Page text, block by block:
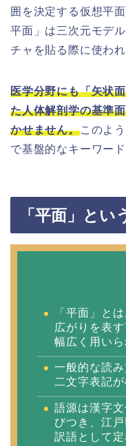
囲を決定する仮想平
平面」は三次元モデ
チャを貼る際に使われ
医学分野にも「矢状
た人体解剖学の基準
かせません。このよ
で基盤的なキーワー
「平面」と
「平面」と
広がりを表
幅広く用いら
一般的な読
二文字表記が
語源は漢字
びつき、江
訳語として定